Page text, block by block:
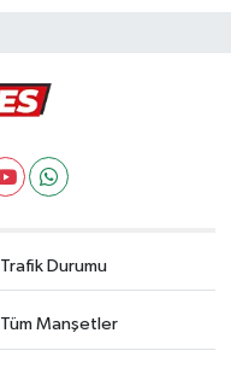
Trafik Durumu
Tüm Manşetler